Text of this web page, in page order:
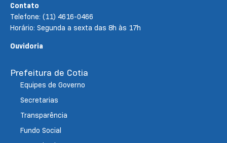
Contato
Telefone: (11) 4616-0466
Horário: Segunda a sexta das 8h às 17h
Ouvidoria
Prefeitura de Cotia
Equipes de Governo
Secretarias
Transparência
Fundo Social